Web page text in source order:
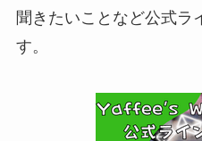
聞きたいことなど公式ラ
す。